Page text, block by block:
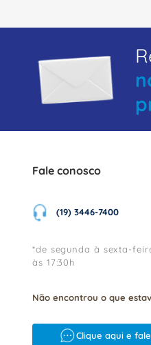
Fale conosco
(19) 3446-7400
*de segunda à sexta-
às 17:30h
Não encontrou o que
Clique aqui e